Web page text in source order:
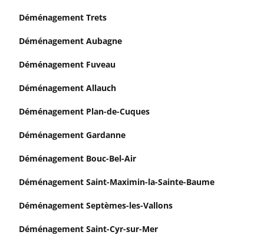
Déménagement Trets
Déménagement Aubagne
Déménagement Fuveau
Déménagement Allauch
Déménagement Plan-de-Cuques
Déménagement Gardanne
Déménagement Bouc-Bel-Air
Déménagement Saint-Maximin-la-Sainte-Baume
Déménagement Septèmes-les-Vallons
Déménagement Saint-Cyr-sur-Mer